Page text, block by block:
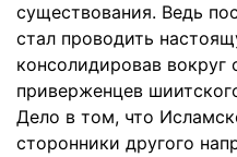
существования. Ведь
стал проводить
консолидировав вокруг
приверженцев
Дело в том, что
сторонники другого